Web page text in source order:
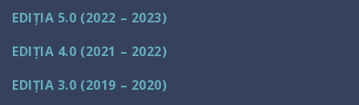
EDIȚIA 5.0 (2022 – 2023)
EDIȚIA 4.0 (2021 – 2022)
EDIȚIA 3.0 (2019 – 2020)